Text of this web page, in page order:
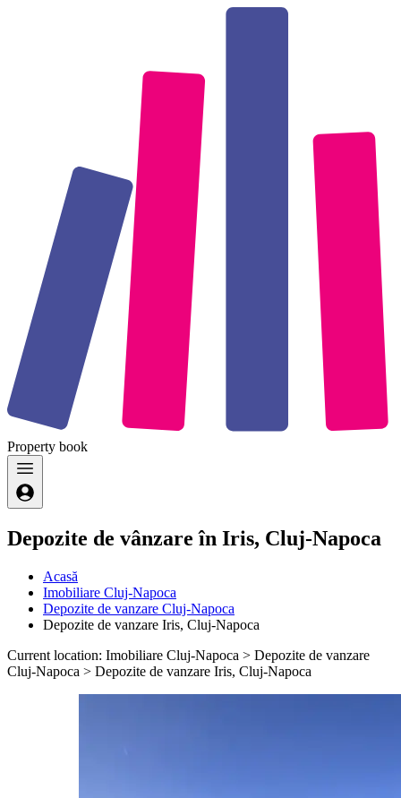
Property book
Depozite de vânzare în Iris, Cluj-Napoca
Acasă
Imobiliare Cluj-Napoca
Depozite de vanzare Cluj-Napoca
Depozite de vanzare Iris, Cluj-Napoca
Current location: Imobiliare Cluj-Napoca > Depozite de vanzare
Cluj-Napoca > Depozite de vanzare Iris, Cluj-Napoca